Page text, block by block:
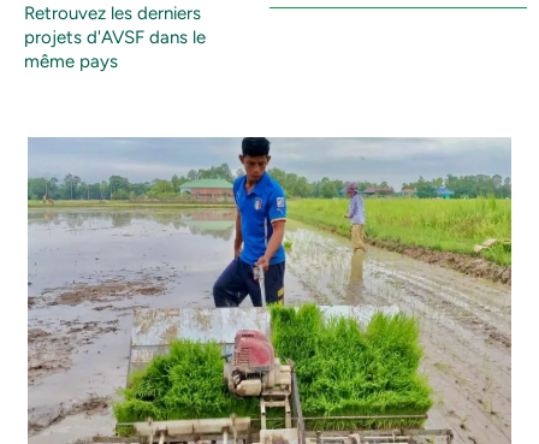
Retrouvez les derniers
projets d'AVSF dans le
même pays